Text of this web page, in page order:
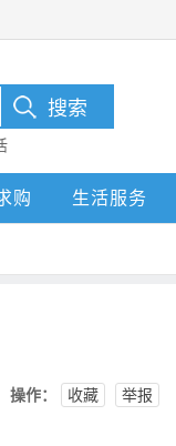
购 生活服务
操作： 收藏 举报